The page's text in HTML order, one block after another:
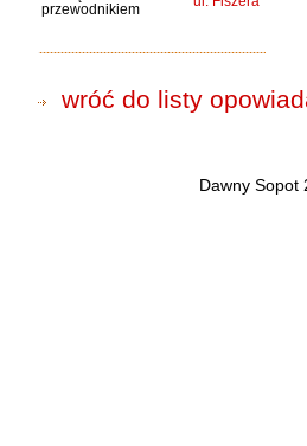
przewodnikiem
wróć do listy
Dawny Sopot